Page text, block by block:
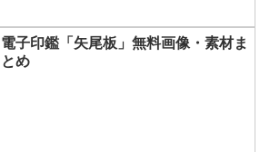
電子印鑑「矢尾板」無料画像・素材ま
とめ